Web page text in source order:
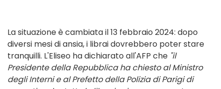
La situazione è cambiata il 13 febbraio 2024: dopo
diversi mesi di ansia, i librai dovrebbero poter stare
tranquilli. L'Eliseo ha dichiarato all'AFP che "il
Presidente della Repubblica ha chiesto al Ministro
degli Interni e al Prefetto della Polizia di Parigi di